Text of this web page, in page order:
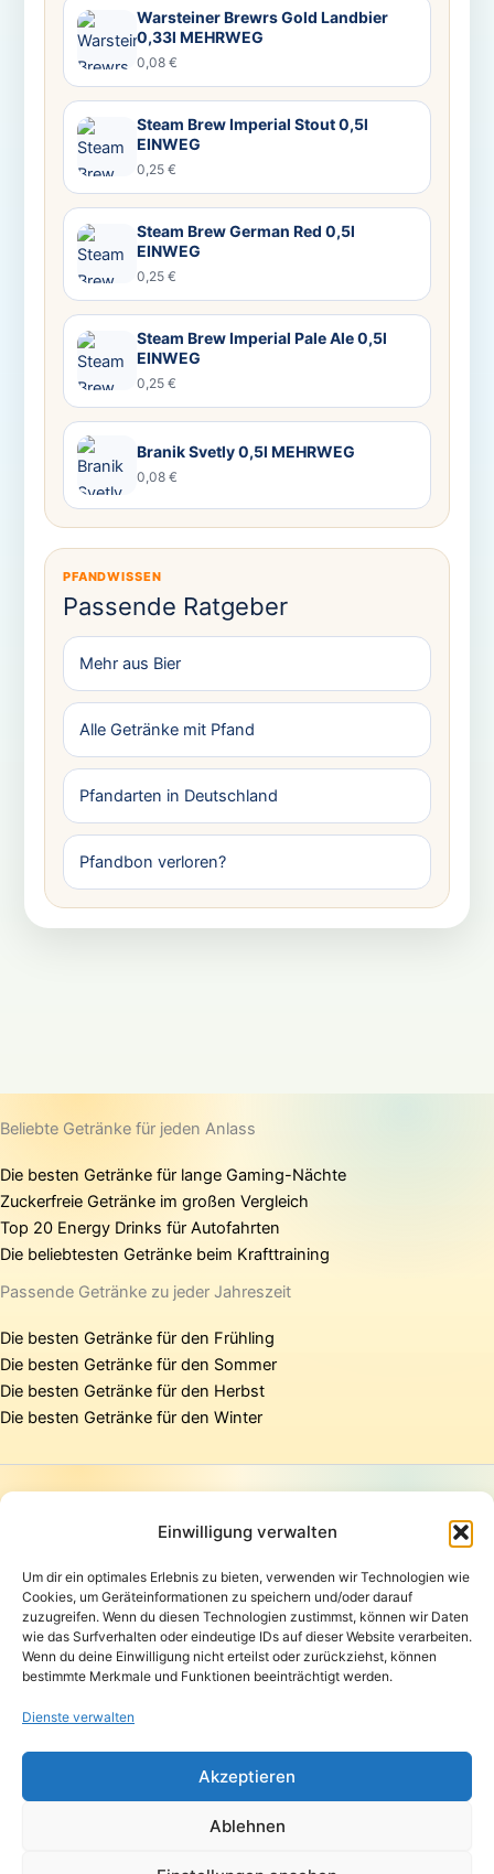
Einwilligung verwalten
Um dir ein optimales Erlebnis zu bieten, verwenden wir Technologien wie
Cookies, um Geräteinformationen zu speichern und/oder darauf
zuzugreifen. Wenn du diesen Technologien zustimmst, können wir Daten
wie das Surfverhalten oder eindeutige IDs auf dieser Website verarbeiten.
Wenn du deine Einwilligung nicht erteilst oder zurückziehst, können
bestimmte Merkmale und Funktionen beeinträchtigt werden.
Dienste verwalten
Akzeptieren
Ablehnen
Warsteiner Brewrs Gold Landbier
0,33l MEHRWEG
0,08 €
Steam Brew Imperial Stout 0,5l
EINWEG
0,25 €
Steam Brew German Red 0,5l
EINWEG
0,25 €
Steam Brew Imperial Pale Ale 0,5l
EINWEG
0,25 €
Branik Svetly 0,5l MEHRWEG
0,08 €
PFANDWISSEN
Passende Ratgeber
Mehr aus Bier
Alle Getränke mit Pfand
Pfandarten in Deutschland
Pfandbon verloren?
Beliebte Getränke für jeden Anlass
Die besten Getränke für lange Gaming-Nächte
Zuckerfreie Getränke im großen Vergleich
Top 20 Energy Drinks für Autofahrten
Die beliebtesten Getränke beim Krafttraining
Passende Getränke zu jeder Jahreszeit
Die besten Getränke für den Frühling
Die besten Getränke für den Sommer
Die besten Getränke für den Herbst
Die besten Getränke für den Winter
Presse
Datenschutzerklärung
AGB
Widerrufsbelehrung
Versand und Lieferung
Zahlungsarten
Copyright © 2026 Pfandpirat | Präsentiert vonZimmermanns
Internet & PR-Beratung